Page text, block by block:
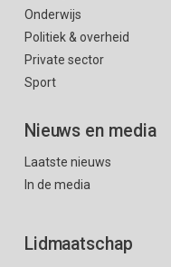
Onderwijs
Politiek & overheid
Private sector
Sport
Nieuws en media
Laatste nieuws
In de media
Lidmaatschap